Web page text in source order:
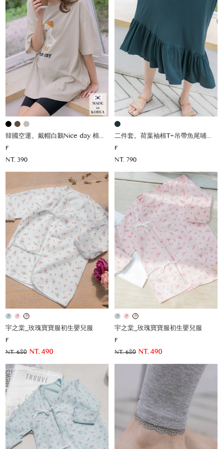
韓國空運。戴帽白鵝Nice day 棉上衣
F
NT. 390
二件套。荷葉袖棉T+吊帶魚尾哺乳洋(薄彈)
F
NT. 790
宇之棠_玫瑰寶寶服初生嬰兒服
F
NT. 680 NT. 490
宇之棠_玫瑰寶寶服初生嬰兒服
F
NT. 680 NT. 490